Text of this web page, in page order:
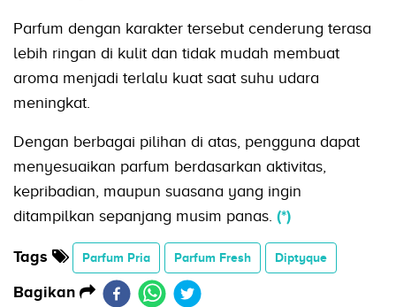
Parfum dengan karakter tersebut cenderung terasa
lebih ringan di kulit dan tidak mudah membuat
aroma menjadi terlalu kuat saat suhu udara
meningkat.
Dengan berbagai pilihan di atas, pengguna dapat
menyesuaikan parfum berdasarkan aktivitas,
kepribadian, maupun suasana yang ingin
ditampilkan sepanjang musim panas. (*)
Tags Parfum Pria Parfum Fresh Diptyque
Bagikan